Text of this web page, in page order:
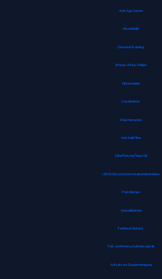
Anti-Age Serum
Akustikbild
Diamond-Painting
iPhone-8-Plus-Hüllen
Hitzemelder
Gasdetektor
Räucherspäne
Anti-Kalkfilter
Zahnfleischpflege Gel
LED Echtwachskerze batteriebetrieben
Petrollampe
Spezialkleister
Farbloser Klarlack
Fuß- und Innenschuhmessgerät
Aufsatz zur Zungenreinigung